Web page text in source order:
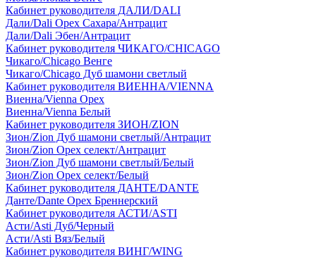
Кабинет руководителя ДАЛИ/DALI
Дали/Dali Орех Cахара/Антрацит
Дали/Dali Эбен/Антрацит
Кабинет руководителя ЧИКАГО/CHICAGO
Чикаго/Chicago Венге
Чикаго/Chicago Дуб шамони светлый
Кабинет руководителя ВИЕННА/VIENNA
Виенна/Vienna Орех
Виенна/Vienna Белый
Кабинет руководителя ЗИОН/ZION
Зион/Zion Дуб шамони светлый/Антрацит
Зион/Zion Орех селект/Антрацит
Зион/Zion Дуб шамони светлый/Белый
Зион/Zion Орех селект/Белый
Кабинет руководителя ДАНТЕ/DANTE
Данте/Dante Орех Бреннерский
Кабинет руководителя АСТИ/ASTI
Асти/Asti Дуб/Черный
Асти/Asti Вяз/Белый
Кабинет руководителя ВИНГ/WING